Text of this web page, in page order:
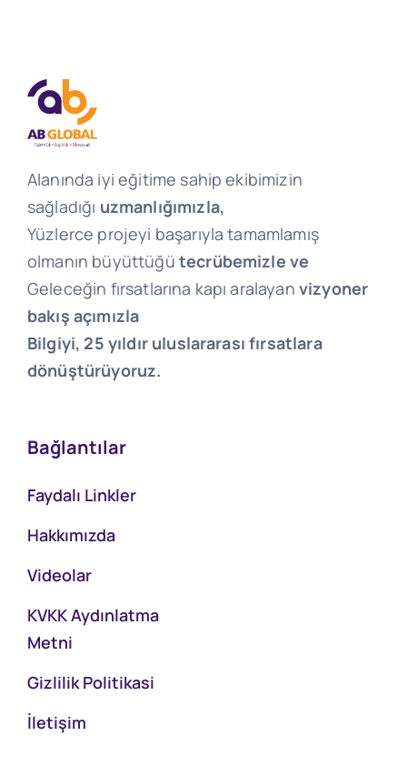
Alanında iyi eğitime sahip ekibimizin
sağladığı uzmanlığımızla,
Yüzlerce projeyi başarıyla tamamlamış
olmanın büyüttüğü tecrübemizle ve
Geleceğin fırsatlarına kapı aralayan vizyoner
bakış açımızla
Bilgiyi, 25 yıldır uluslararası fırsatlara
dönüştürüyoruz.
Bağlantılar
Faydalı Linkler
Hakkımızda
Videolar
KVKK Aydınlatma
Metni
Gizlilik Politikasi
İletişim